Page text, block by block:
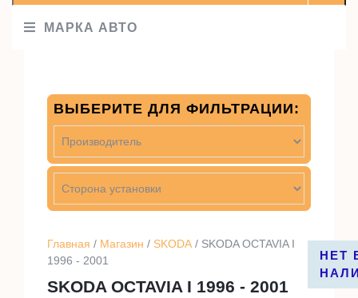
МАРКА АВТО
Главная / Магазин / SKODA / SKODA OCTAVIA I
1996 - 2001
SKODA OCTAVIA I 1996 - 2001
НЕТ
НЕТ
ВЫБЕРИТЕ ДЛЯ ФИЛЬТРАЦИИ: